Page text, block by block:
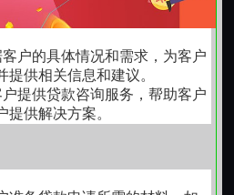
率倾斜，空壳企业申请
收紧！
：单户最高 1000 万贷款享
际利率低至1.15%-1.85%
紧，政策分化
最具代表性：
万房产就是8000-24000元
0.3%
的"包装费"
，限制资金灵活性
户的具体情况和需求，为客户
供相关信息和建议。
提供贷款咨询服务，帮助客户
供解决方案。